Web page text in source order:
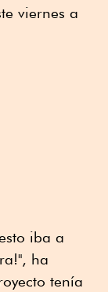
viernes a
iba a
ha
tenía